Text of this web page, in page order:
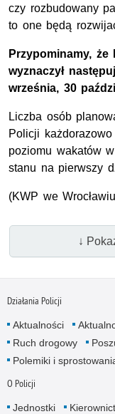
czy rozbudowany
to one będą
Przypominamy, że
wyznaczył
września, 30
Liczba osób
Policji
poziomu wakatów
stanu na pierwszy
(KWP we
↓
Działania Policji
Aktualności
Ruch drogowy
Polemiki i
O Policji
Jednostki